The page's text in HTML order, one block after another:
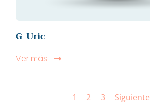
G-Uric
Ver más
1 2 3 Siguiente